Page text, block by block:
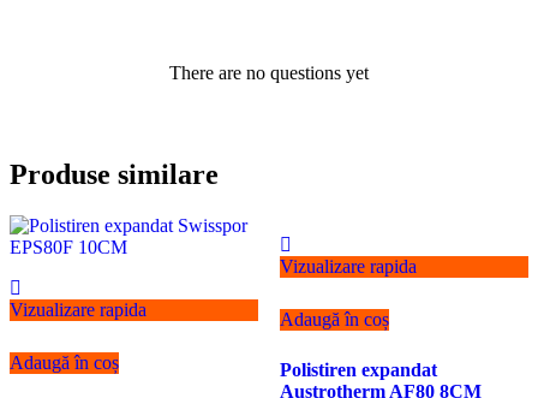
There are no questions yet
Produse similare
Vizualizare rapida
Adaugă în coș
Vizualizare rapida
Adaugă în coș
Polistiren expandat
Austrotherm AF80 8CM